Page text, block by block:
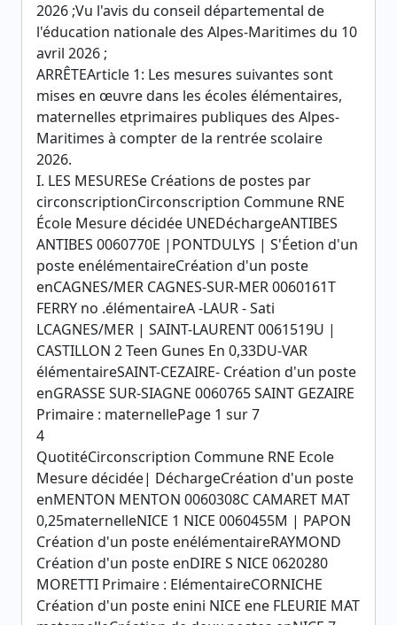
2026 ;Vu l'avis du conseil départemental de
l'éducation nationale des Alpes-Maritimes du 10
avril 2026 ;
ARRÊTEArticle 1: Les mesures suivantes sont
mises en œuvre dans les écoles élémentaires,
maternelles etprimaires publiques des Alpes-
Maritimes à compter de la rentrée scolaire
2026.
I. LES MESURESe Créations de postes par
circonscriptionCirconscription Commune RNE
École Mesure décidée UNEDéchargeANTIBES
ANTIBES 0060770E |PONTDULYS | S'Éetion d'un
poste enélémentaireCréation d'un poste
enCAGNES/MER CAGNES-SUR-MER 0060161T
FERRY no .élémentaireA -LAUR - Sati
LCAGNES/MER | SAINT-LAURENT 0061519U |
CASTILLON 2 Teen Gunes En 0,33DU-VAR
élémentaireSAINT-CEZAIRE- Création d'un poste
enGRASSE SUR-SIAGNE 0060765 SAINT GEZAIRE
Primaire : maternellePage 1 sur 7
4
QuotitéCirconscription Commune RNE Ecole
Mesure décidée| DéchargeCréation d'un poste
enMENTON MENTON 0060308C CAMARET MAT
0,25maternelleNICE 1 NICE 0060455M | PAPON
Création d'un poste enélémentaireRAYMOND
Création d'un poste enDIRE S NICE 0620280
MORETTI Primaire : ElémentaireCORNICHE
Création d'un poste enini NICE ene FLEURIE MAT